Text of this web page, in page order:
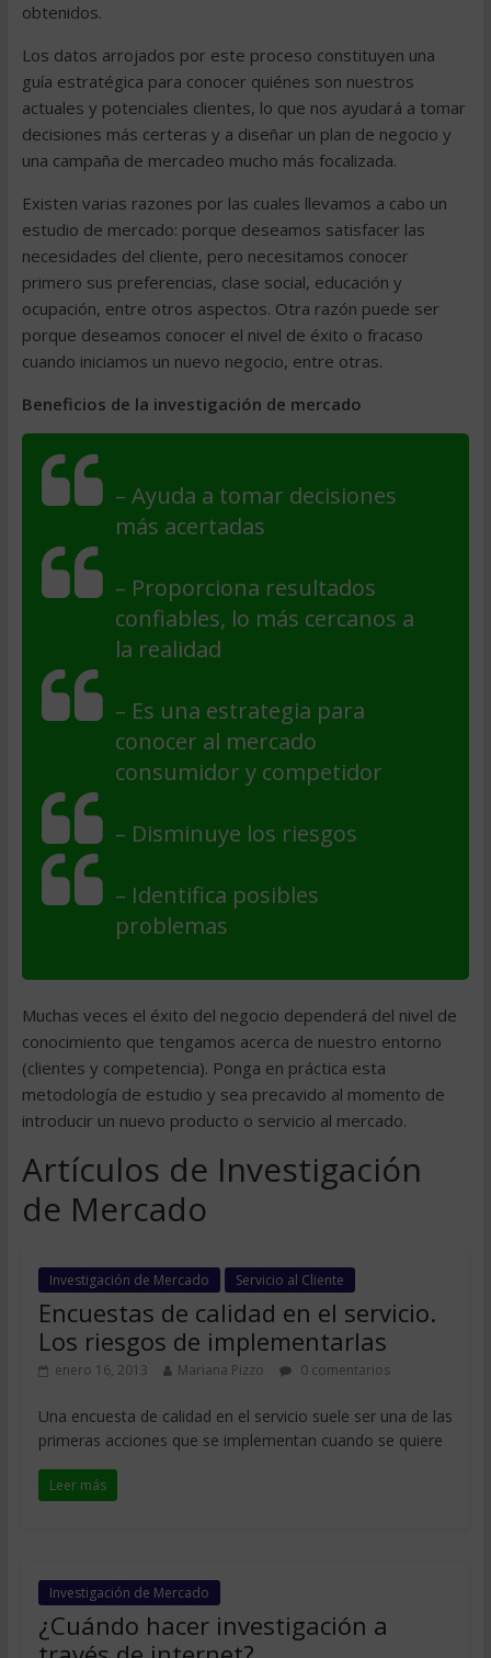
obtenidos.
Los datos arrojados por este proceso constituyen una
guía estratégica para conocer quiénes son nuestros
actuales y potenciales clientes, lo que nos ayudará a tomar
decisiones más certeras y a diseñar un plan de negocio y
una campaña de mercadeo mucho más focalizada.
Existen varias razones por las cuales llevamos a cabo un
estudio de mercado: porque deseamos satisfacer las
necesidades del cliente, pero necesitamos conocer
primero sus preferencias, clase social, educación y
ocupación, entre otros aspectos. Otra razón puede ser
porque deseamos conocer el nivel de éxito o fracaso
cuando iniciamos un nuevo negocio, entre otras.
Beneficios de la investigación de mercado
– Ayuda a tomar decisiones
más acertadas
– Proporciona resultados
confiables, lo más cercanos a
la realidad
– Es una estrategia para
conocer al mercado
consumidor y competidor
– Disminuye los riesgos
– Identifica posibles
problemas
Muchas veces el éxito del negocio dependerá del nivel de
conocimiento que tengamos acerca de nuestro entorno
(clientes y competencia). Ponga en práctica esta
metodología de estudio y sea precavido al momento de
introducir un nuevo producto o servicio al mercado.
Artículos de Investigación
de Mercado
Investigación de Mercado Servicio al Cliente
Encuestas de calidad en el servicio.
Los riesgos de implementarlas
enero 16, 2013 Mariana Pizzo 0 comentarios
Una encuesta de calidad en el servicio suele ser una de las
primeras acciones que se implementan cuando se quiere
Leer más
Investigación de Mercado
¿Cuándo hacer investigación a